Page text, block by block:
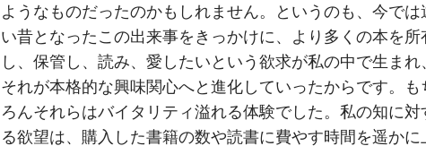
ようなものだったのかもしれません。というのも、今では
い昔となったこの出来事をきっかけに、より多くの本を所
し、保管し、読み、愛したいという欲求が私の中で生まれ
それが本格的な興味関心へと進化していったからです。も
ろんそれらはバイタリティ溢れる体験でした。私の知に対
る欲望は、購入した書籍の数や読書に費やす時間を遥かに